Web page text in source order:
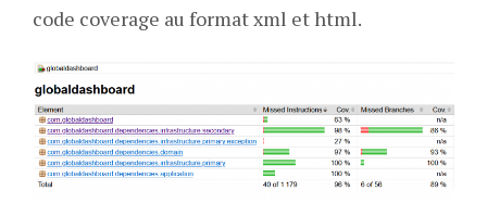
code coverage au format xml et html.